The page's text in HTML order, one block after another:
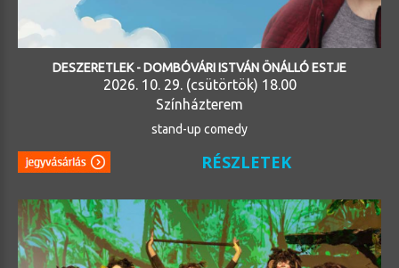
DESZERETLEK - DOMBÓVÁRI ISTVÁN ÖNÁLLÓ ESTJE
2026. 10. 29. (csütörtök) 18.00
Színházterem
stand-up comedy
RÉSZLETEK